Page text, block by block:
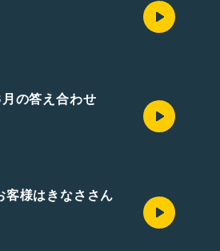
の答え合わせ
客様はきなささん